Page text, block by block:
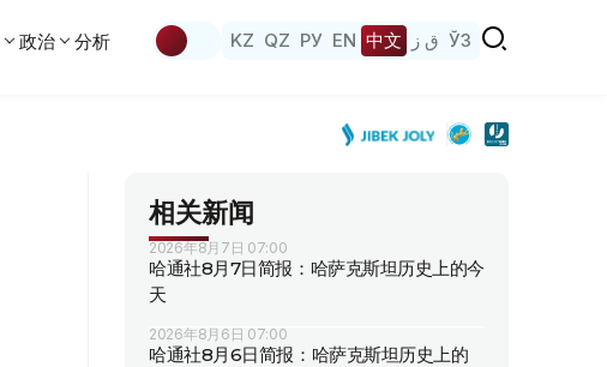
政治 分析 KZ QZ РУ EN 中文 ق ز ЎЗ
相关新闻
2026年8月7日 07:00
哈通社8月7日简报：哈萨克斯坦历史上的今
天
2026年8月6日 07:00
哈通社8月6日简报：哈萨克斯坦历史上的